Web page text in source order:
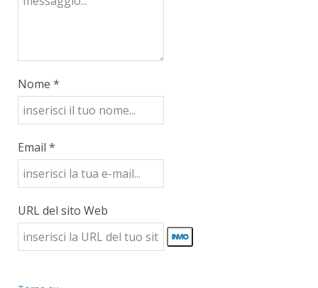
Nome *
Email *
URL del sito Web